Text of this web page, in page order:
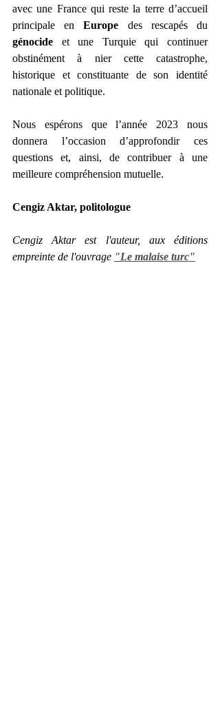
avec une France qui reste la terre d’accueil
principale en Europe
génocide et une Turquie qui continuer
obstinément à nier cette catastrophe,
historique et constituante de son identité
nationale et politique.
Nous espérons que l’année 2023 nous
donnera l’occasion d’approfondir ces
questions et, ainsi, de contribuer à une
meilleure compréhension mutuelle.
Cengiz Aktar, politologue
Cengiz Aktar est l'auteur, aux éditions
empreinte de l'ouvrage "Le malaise turc"